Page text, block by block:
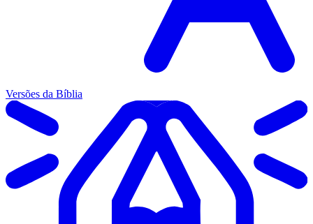
Versões da Bíblia